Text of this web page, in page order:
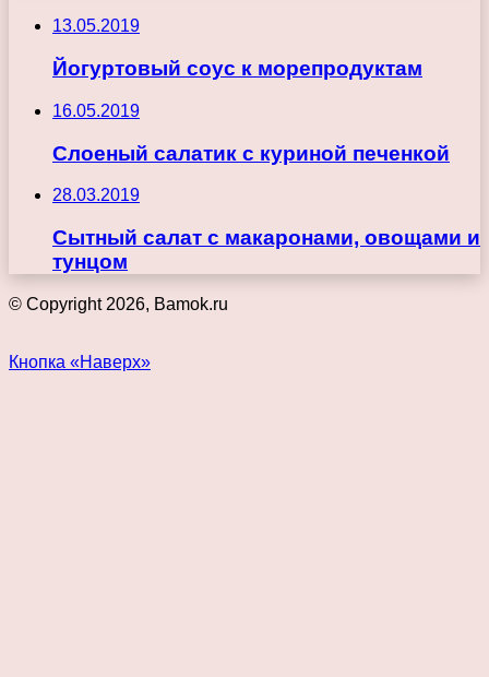
13.05.2019
Йогуртовый соус к морепродуктам
16.05.2019
Слоеный салатик с куриной печенкой
28.03.2019
Сытный салат с макаронами, овощами и
тунцом
© Copyright 2026, Bamok.ru
Кнопка «Наверх»